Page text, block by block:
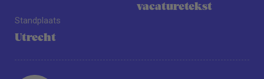
Standplaats
Utrecht
vacaturetekst